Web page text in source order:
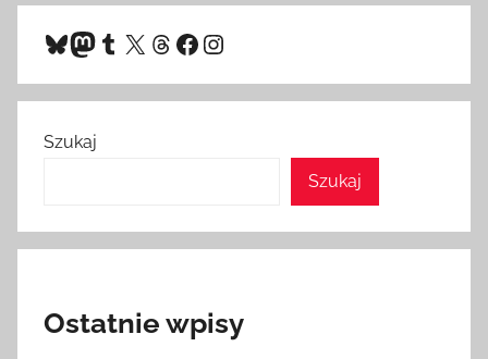
Bluesky
Mastodon
Tumblr
X Threads
Facebook
Instagram
Szukaj
Szukaj
Ostatnie wpisy